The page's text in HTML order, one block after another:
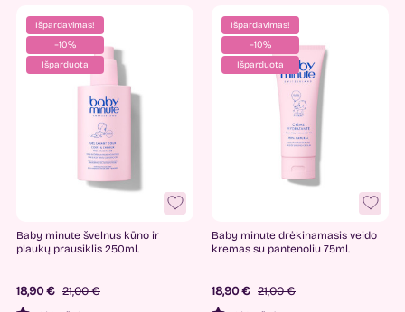
Išpardavimas!
−10%
Išparduota
Baby minute švelnus kūno ir
plaukų prausiklis 250ml.
18,90 € 21,00 €
Išpardavimas!
−10%
Išparduota
Baby minute drėkinamasis veido
kremas su pantenoliu 75ml.
18,90 € 21,00 €